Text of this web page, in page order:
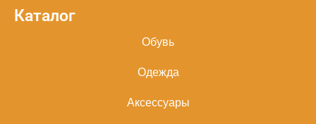
Каталог
Обувь
Одежда
Аксессуары